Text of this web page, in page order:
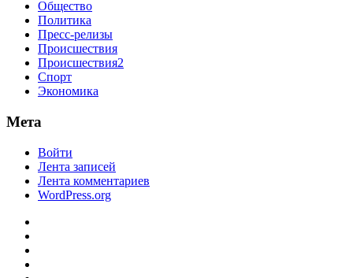
Общество
Политика
Пресс-релизы
Происшествия
Происшествия2
Спорт
Экономика
Мета
Войти
Лента записей
Лента комментариев
WordPress.org